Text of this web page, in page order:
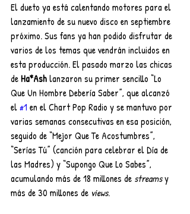
El dueto ya está calentando motores para el
lanzamiento de su nuevo disco en septiembre
próximo. Sus fans ya han podido disfrutar de
varios de los temas que vendrán incluidos en
esta producción. El pasado marzo las chicas
de Ha*Ash lanzaron su primer sencillo “Lo
Que Un Hombre Debería Saber”, que alcanzó
el #1 en el Chart Pop Radio y se mantuvo por
varias semanas consecutivas en esa posición,
seguido de “Mejor Que Te Acostumbres”,
“Serías Tú” (canción para celebrar el Día de
las Madres) y “Supongo Que Lo Sabes”,
acumulando más de 18 millones de streams y
más de 30 millones de views.